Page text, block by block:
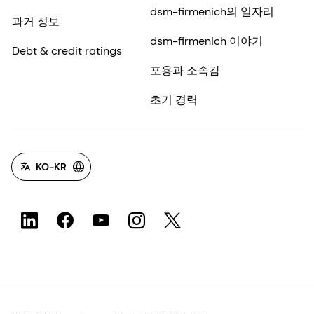
과거 정보
Debt & credit ratings
dsm-firmenich의 일자리
dsm-firmenich 이야기
포용과 소속감
초기 경력
KO-KR